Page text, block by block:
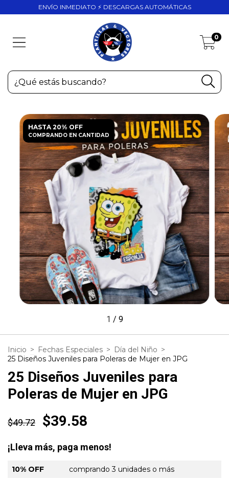
ENVÍO INMEDIATO ⚡ DESCARGAS AUTOMÁTICAS
0
HASTA 20% OFF
COMPRANDO EN CANTIDAD
1 / 9
Inicio > Fechas Especiales > Día del Niño >
25 Diseños Juveniles para Poleras de Mujer en JPG
25 Diseños Juveniles para
Poleras de Mujer en JPG
$49.72 $39.58
¡Lleva más, paga menos!
10% OFF
comprando 3 unidades o más